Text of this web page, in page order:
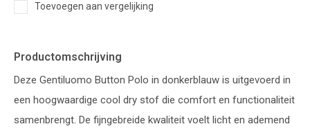
Toevoegen aan vergelijking
Productomschrijving
Deze Gentiluomo Button Polo in donkerblauw is uitgevoerd in
een hoogwaardige cool dry stof die comfort en functionaliteit
samenbrengt. De fijngebreide kwaliteit voelt licht en ademend